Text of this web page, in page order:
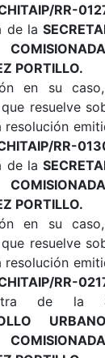
RR-
de la
PORTILLO.
en su
que resuelve
resolución
RR-
de la
PORTILLO.
en su
que resuelve
resolución
RR-
de la